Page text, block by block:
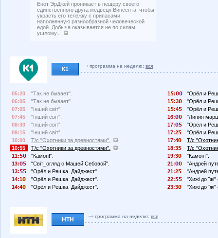
Енот ЭрДжей проникает в пещеру своего
единственного друга медведя Винсента, чтобы
украсть его тележку с припасами,
наполненную разнообразной человеческой
едой. Добыча оказывается не по силам
ушлому...
К1 программа на неделю: вся
05:20
"Так не бывает".
06:05
"Так не бывает".
07:05
"Інший світ".
07:45
"Інший світ".
08:30
"Інший світ".
09:15
"Інший світ".
10:00
Т/с "Охотники за древностями".
10:55
Т/с "Охотники за древностями".
11:
"Камон!".
13:
"Світ_огляд с Машей Себовой".
13:
"Орёл и Решка. Дайджест".
14:1
"Орёл и Решка. Дайджест".
14:4
"Орёл и Решка. Дайджест".
1 :
"Орёл и
1
:3
"Орёл и
1
:4
"Орёл и
16:
"Линия
17:
"Орёл и
17:2
"Орёл и
17:4
Т/с
18:3
Т/с
19:3
"Камон!".
21:
"Андрей
21:2
"Андрей
22:
"Хижі до
23:3
"Хижі до
НТН программа на неделю: вся